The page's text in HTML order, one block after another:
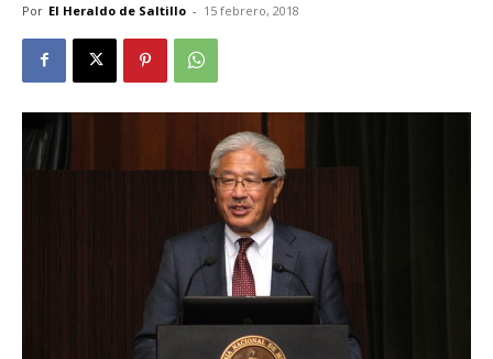
Por El Heraldo de Saltillo - 15 febrero, 2018